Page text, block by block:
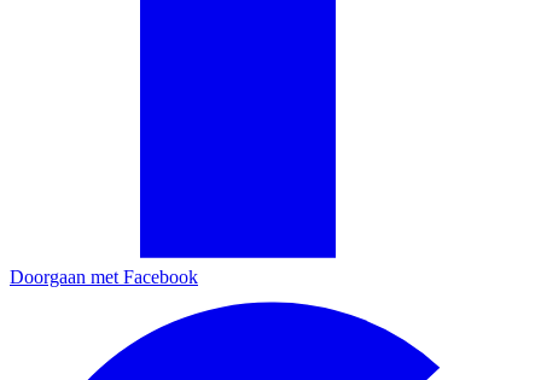
Doorgaan met Facebook